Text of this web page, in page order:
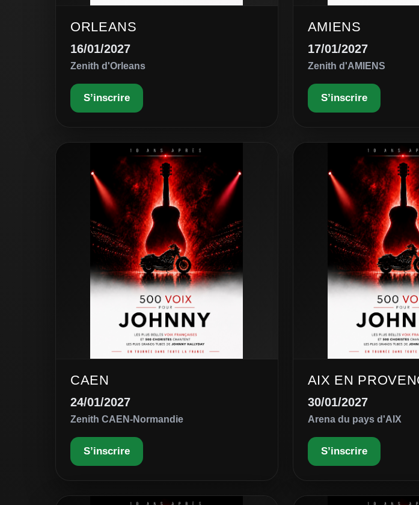
ORLEANS
16/01/2027
Zenith d'Orleans
S’inscrire
AMIENS
17/01/2027
Zenith d'AMIENS
S’inscrire
CAEN
24/01/2027
Zenith CAEN-Normandie
S’inscrire
AIX EN
30/01/2027
Arena du pays d'AIX
S’inscrire